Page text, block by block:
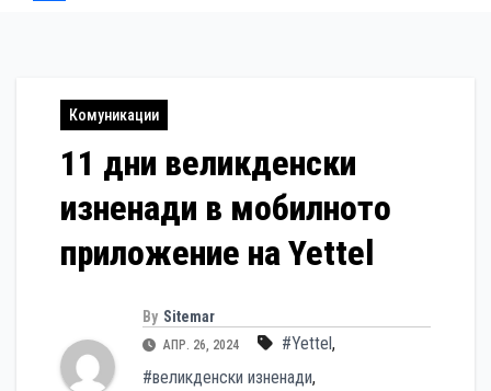
Комуникации
11 дни великденски
изненади в мобилното
приложение на Yettel
By Sitemar
АПР. 26, 2024 #Yettel,
#великденски изненади,